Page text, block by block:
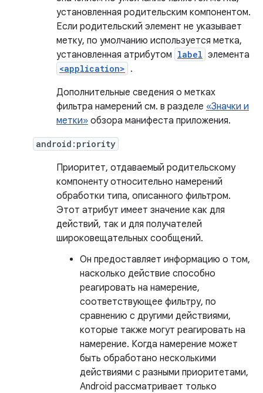
установленная родительским компонентом.
Если родительский элемент не указывает
метку, по умолчанию используется метка,
установленная атрибутом label элемента
<application> .
Дополнительные сведения о метках
фильтра намерений см. в разделе «Значки и
метки» обзора манифеста приложения.
android:priority
Приоритет, отдаваемый родительскому
компоненту относительно намерений
обработки типа, описанного фильтром.
Этот атрибут имеет значение как для
действий, так и для получателей
широковещательных сообщений.
Он предоставляет информацию о том,
насколько действие способно
реагировать на намерение,
соответствующее фильтру, по
сравнению с другими действиями,
которые также могут реагировать на
намерение. Когда намерение может
быть обработано несколькими
действиями с разными приоритетами,
Android рассматривает только